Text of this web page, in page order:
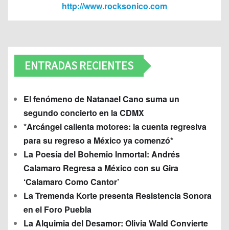
http://www.rocksonico.com
ENTRADAS RECIENTES
El fenómeno de Natanael Cano suma un
segundo concierto en la CDMX
*Arcángel calienta motores: la cuenta regresiva
para su regreso a México ya comenzó*
La Poesía del Bohemio Inmortal: Andrés
Calamaro Regresa a México con su Gira
‘Calamaro Como Cantor’
La Tremenda Korte presenta Resistencia Sonora
en el Foro Puebla
La Alquimia del Desamor: Olivia Wald Convierte